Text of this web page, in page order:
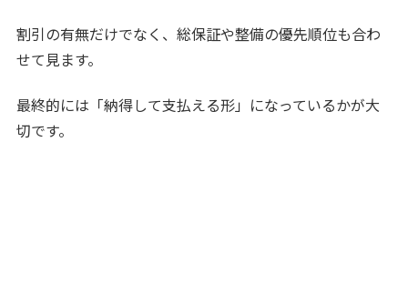
割引の有無だけでなく、総保証や整備の優先順位も合わ
せて見ます。
最終的には「納得して支払える形」になっているかが大
切です。